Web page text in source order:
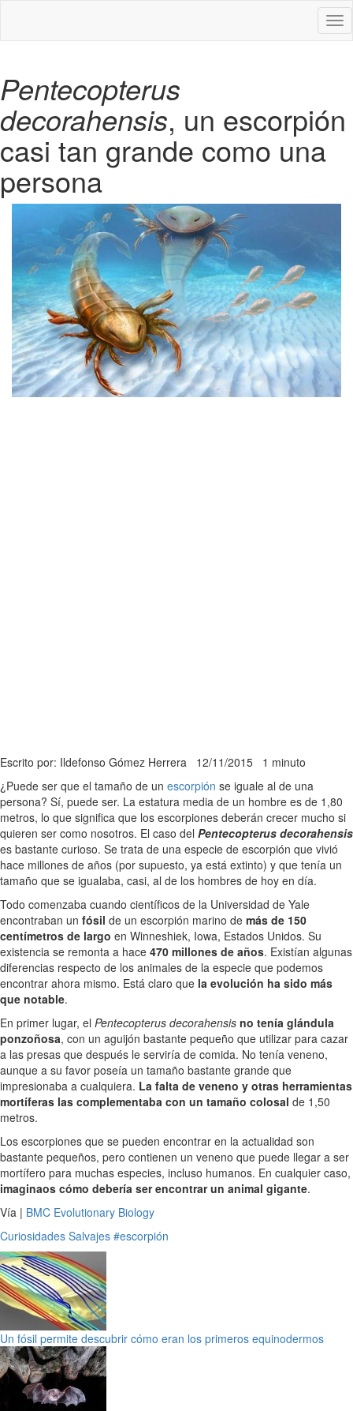
Pentecopterus
decorahensis, un escorpión
casi tan grande como una
persona
Escrito por: Ildefonso Gómez Herrera 12/11/2015 1 minuto
¿Puede ser que el tamaño de un escorpión se iguale al de una
persona? Sí, puede ser. La estatura media de un hombre es de 1,80
metros, lo que significa que los escorpiones deberán crecer mucho si
quieren ser como nosotros. El caso del Pentecopterus decorahensis
es bastante curioso. Se trata de una especie de escorpión que vivió
hace millones de años (por supuesto, ya está extinto) y que tenía un
tamaño que se igualaba, casi, al de los hombres de hoy en día.
Todo comenzaba cuando científicos de la Universidad de Yale
encontraban un fósil de un escorpión marino de más de 150
centímetros de largo en Winneshiek, Iowa, Estados Unidos. Su
existencia se remonta a hace 470 millones de años. Existían algunas
diferencias respecto de los animales de la especie que podemos
encontrar ahora mismo. Está claro que la evolución ha sido más
que notable.
En primer lugar, el Pentecopterus decorahensis no tenía glándula
ponzoñosa, con un aguijón bastante pequeño que utilizar para cazar
a las presas que después le serviría de comida. No tenía veneno,
aunque a su favor poseía un tamaño bastante grande que
impresionaba a cualquiera. La falta de veneno y otras herramientas
mortíferas las complementaba con un tamaño colosal de 1,50
metros.
Los escorpiones que se pueden encontrar en la actualidad son
bastante pequeños, pero contienen un veneno que puede llegar a ser
mortífero para muchas especies, incluso humanos. En cualquier caso,
imaginaos cómo debería ser encontrar un animal gigante.
Vía | BMC Evolutionary Biology
Curiosidades Salvajes #escorpión
Un fósil permite descubrir cómo eran los primeros equinodermos